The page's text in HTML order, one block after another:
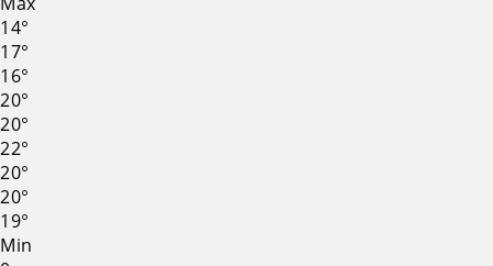
14°
17°
16°
20°
20°
22°
20°
20°
19°
Min